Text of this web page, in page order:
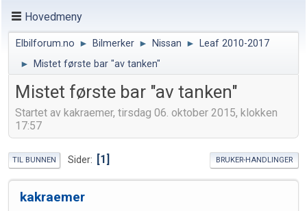
Hovedmeny
Elbilforum.no ► Bilmerker ► Nissan ►
Leaf 2010-2017
►
Mistet første bar "av tanken"
Mistet første bar "av tanken"
Startet av kakraemer, tirsdag 06. oktober 2015, klokken
17:57
TIL BUNNEN Sider 1 BRUKER-HANDLINGER
kakraemer